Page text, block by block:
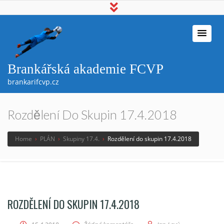
Brankářská akademie FCVP
brankarifcvp.cz
Rozdělení Do Skupin 17.4.2018
Home › PLÁN › Skupiny 17.4. › Rozdělení do skupin 17.4.2018
ROZDĚLENÍ DO SKUPIN 17.4.2018